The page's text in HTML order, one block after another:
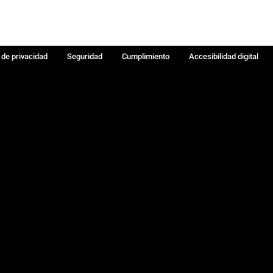
privacidad Seguridad Cumplimiento Accesibilidad digital